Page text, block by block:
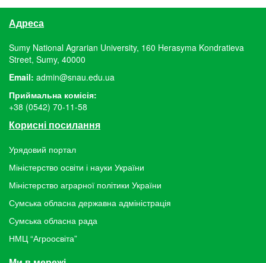
Адреса
Sumy National Agrarian University, 160 Herasyma Kondratieva
Street, Sumy, 40000
Email: admin@snau.edu.ua
Приймальна комісія:
+38 (0542) 70-11-58
Корисні посилання
Урядовий портал
Міністерство освіти і науки України
Міністерство аграрної політики України
Сумська обласна державна адміністрація
Сумська обласна рада
НМЦ “Агроосвіта”